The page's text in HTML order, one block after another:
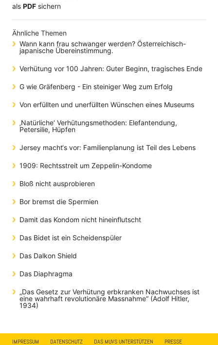
​​​​​​​​​​​​​​​​​als PDF sichern
Ähnliche Themen
Wann kann frau schwanger werden? Österreichisch-
japanische Übereinstimmung.
Verhütung vor 100 Jahren: Guter Beginn, tragisches Ende
G wie Gräfenberg - Ein steiniger Weg zum Erfolg
Von erfüllten und unerfüllten Wünschen eines Museums
‚Natürliche‘ Verhütungsmethoden: Elefantendung,
Petersilie, Hüpfen
Jersey macht‘s vor: Familienplanung ist Teil des Lebens
1909: Rechtsstreit um Zeppelin-Kondome
Bloß nicht ausprobieren
Bor bremst die Spermien
Damit das Kondom nicht hineinflutscht
Das Bidet ist ein Scheidenspüler
Das Dalkon Shield
Das Diaphragma
„Das Gesetz zur Verhütung erbkranken Nachwuchses ist
eine wahrhaft revolutionäre Massnahme“ (Adolf Hitler,
1934)
IMPRESSUM DATENSCHUTZ DAS MUVS UNTERSTÜTZEN PRESSE